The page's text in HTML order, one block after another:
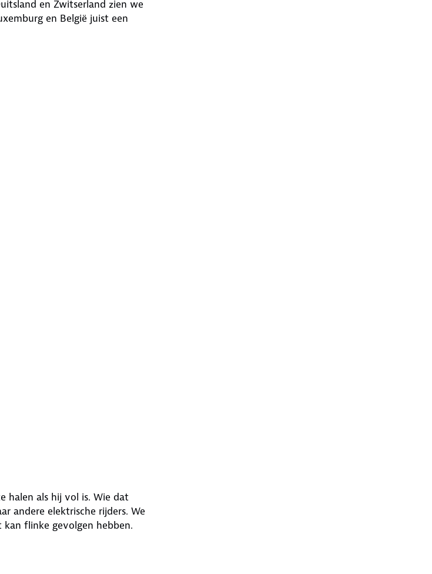
en Zwitserland zien we
en België juist een
halen als hij vol is. Wie dat
andere elektrische rijders. We
flinke gevolgen hebben.